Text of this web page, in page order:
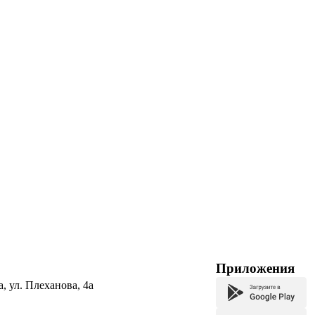
ул. Плеханова, 4а
Приложения